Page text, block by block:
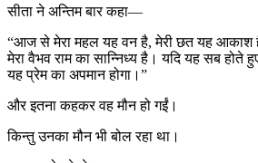
सीता ने अन्तिम बार कहा—
“आज से मेरा महल यह वन है, मेरी छत यह आकाश
मेरा वैभव राम का सान्निध्य है। यदि यह सब होते
यह प्रेम का अपमान होगा।”
और इतना कहकर वह मौन हो गईं।
किन्तु उनका मौन भी बोल रहा था।